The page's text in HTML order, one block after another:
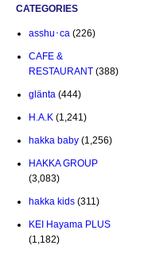
CATEGORIES
asshu･ca (226)
CAFE &
RESTAURANT (388)
glänta (444)
H.A.K (1,241)
hakka baby (1,256)
HAKKA GROUP
(3,083)
hakka kids (311)
KEI Hayama PLUS
(1,182)